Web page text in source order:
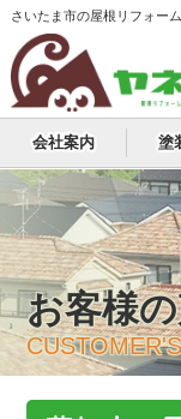
さいたま市の屋根リフォー
会社案内 塗
お客様